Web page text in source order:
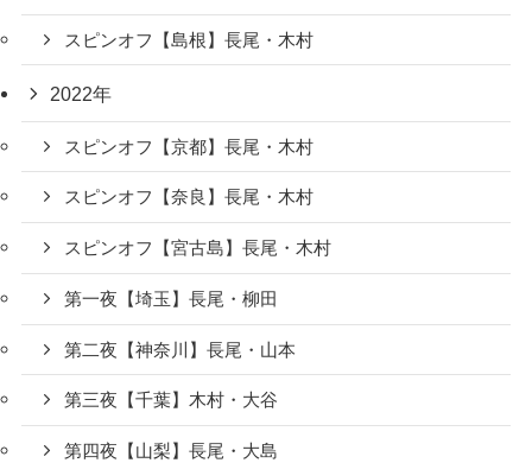
スピンオフ【島根】長尾・木村
2022年
スピンオフ【京都】長尾・木村
スピンオフ【奈良】長尾・木村
スピンオフ【宮古島】長尾・木村
第一夜【埼玉】長尾・柳田
第二夜【神奈川】長尾・山本
第三夜【千葉】木村・大谷
第四夜【山梨】長尾・大島